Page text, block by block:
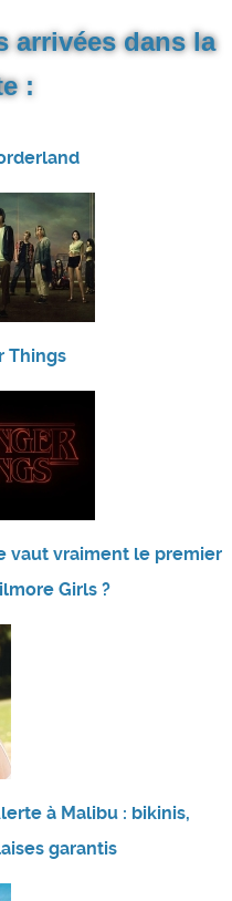
arrivées dans la
:
Things
vaut vraiment le premier
Girls ?
à Malibu : bikinis,
garantis